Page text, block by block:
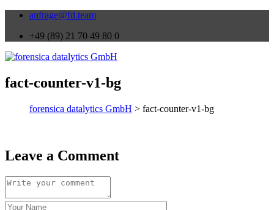
anfrage@fd.team
+49 (89) 21 70 49 80 0
fact-counter-v1-bg
forensica datalytics GmbH > fact-counter-v1-bg
Leave a Comment